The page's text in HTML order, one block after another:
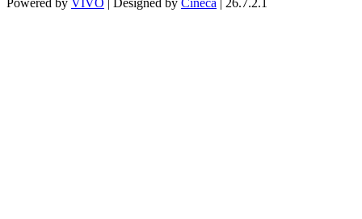
Powered by VIVO | Designed by Cineca | 26.7.2.1